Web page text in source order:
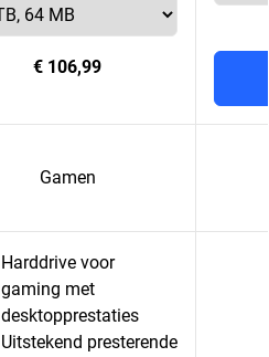
€ 106,99
Gamen
Harddrive voor
gaming met
desktopprestaties
Uitstekend presterende